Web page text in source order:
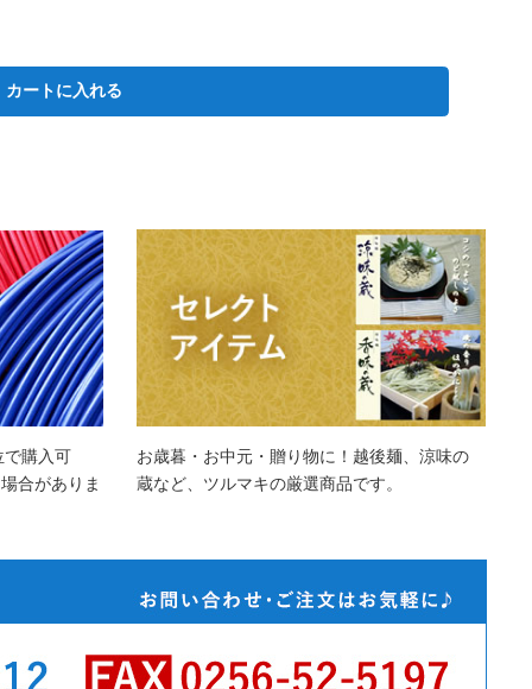
カートに入れる
購入可
合がありま
お歳暮・お中元・贈り物に！越後麺、涼味の
蔵など、ツルマキの厳選商品です。